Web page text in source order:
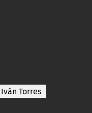
Iván Torres